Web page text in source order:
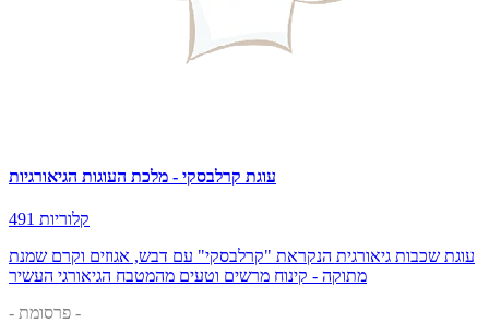
עוגת קרלבסקי - מלכת העוגות הגיאורגיות
491 קלוריות
עוגת שכבות גיאורגית הנקראת "קרלבסקי" עם דבש, אגוזים וקרם שמנת
מתוקה - קינוח מרשים וטעים מהמטבח הגיאורגי העשיר
- פרסומת -